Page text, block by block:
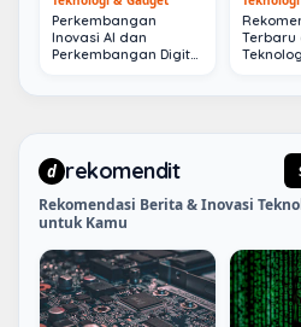
Perkembangan
Inovasi AI dan
Perkembangan Digital
Terbaru
d rekomendit
Rekomendasi Berita & Inovasi
untuk Kamu